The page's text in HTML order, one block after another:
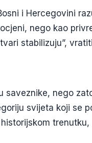
i Hercegovini
nego kao
stabilizuju”,
saveznike, nego
svijeta koji se
trenutku,